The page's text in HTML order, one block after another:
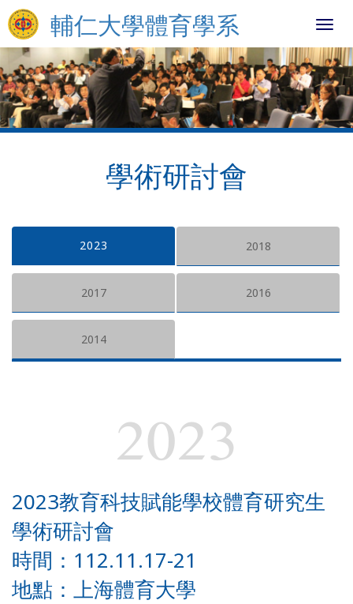
輔仁大學體育學系
學術研討會
2023 2018
2017 2016
2014
2023
2023教育科技賦能學校體育研究生
學術研討會
時間：112.11.17-21
地點：上海體育大學